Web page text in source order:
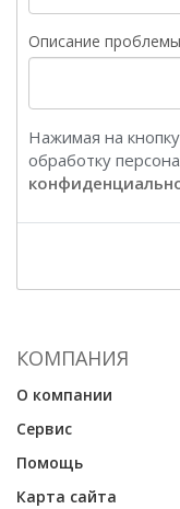
Описание
Нажимая на
обработку
КОМПАНИЯ
О компании
Сервис
Помощь
Карта сайта